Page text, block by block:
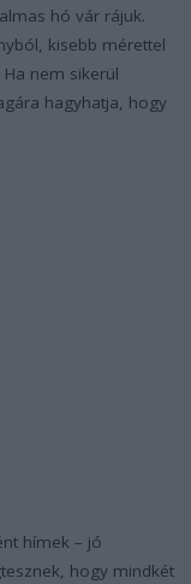
hó vár rájuk.
kisebb mérettel
nem sikerül
hagyhatja, hogy
hímek – jó
hogy mindkét